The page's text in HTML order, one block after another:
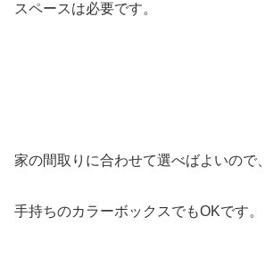
スペースは必要です。
家の間取りに合わせて選べばよいので、
手持ちのカラーボックスでもOKです。